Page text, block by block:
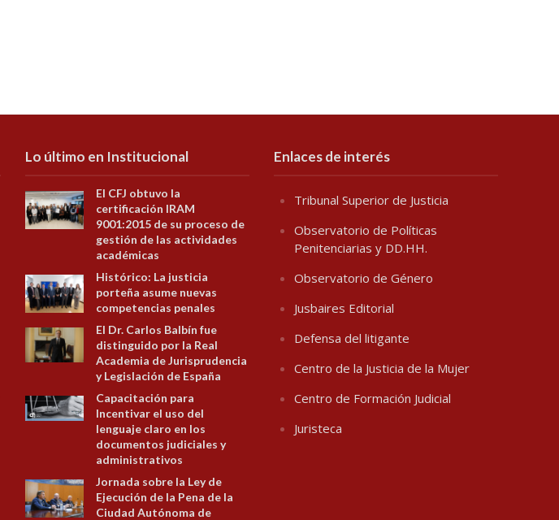
Lo último en Institucional
El CFJ obtuvo la
certificación IRAM
9001:2015 de su proceso de
gestión de las actividades
académicas
Histórico: La justicia
porteña asume nuevas
competencias penales
El Dr. Carlos Balbín fue
distinguido por la Real
Academia de Jurisprudencia
y Legislación de España
Capacitación para
Incentivar el uso del
lenguaje claro en los
documentos judiciales y
administrativos
Jornada sobre la Ley de
Ejecución de la Pena de la
Ciudad Autónoma de
Enlaces de interés
Tribunal Superior de Justicia
Observatorio de Políticas
Penitenciarias y DD.HH.
Observatorio de Género
Jusbaires Editorial
Defensa del litigante
Centro de la Justicia de la Mujer
Centro de Formación Judicial
Juristeca